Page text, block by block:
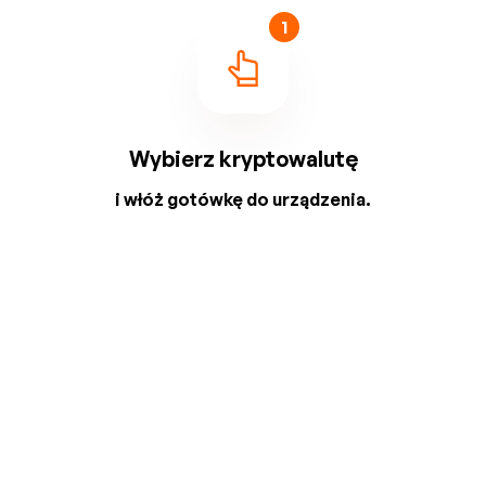
1
Wybierz kryptowalutę
i włóż gotówkę do urządzenia.